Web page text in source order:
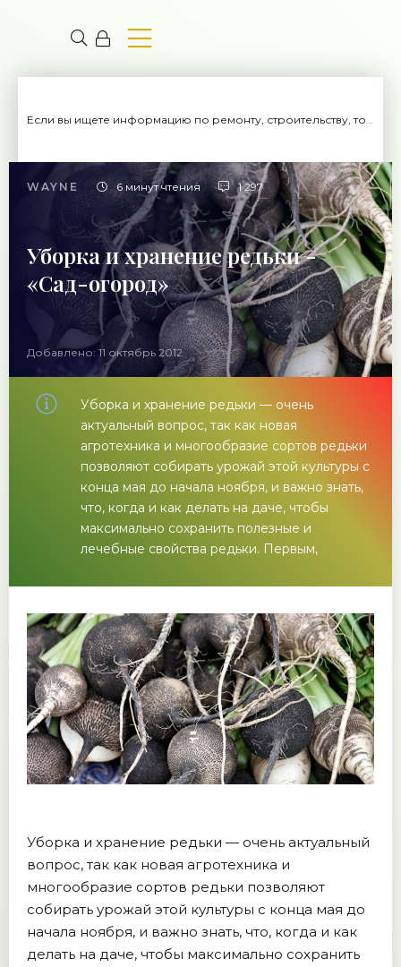
Если вы ищете информацию по ремонту, строительству, то вы попали на нужный сайт.
WAYNE 6 минут чтения 1 297
Уборка и хранение редьки -
«Сад-огород»
Добавлено: 11 октябрь 2012
Уборка и хранение редьки — очень
актуальный вопрос, так как новая
агротехника и многообразие сортов редьки
позволяют собирать урожай этой культуры с
конца мая до начала ноября, и важно знать,
что, когда и как делать на даче, чтобы
максимально сохранить полезные и
лечебные свойства редьки. Первым,
Уборка и хранение редьки — очень актуальный
вопрос, так как новая агротехника и
многообразие сортов редьки позволяют
собирать урожай этой культуры с конца мая до
начала ноября, и важно знать, что, когда и как
делать на даче, чтобы максимально сохранить